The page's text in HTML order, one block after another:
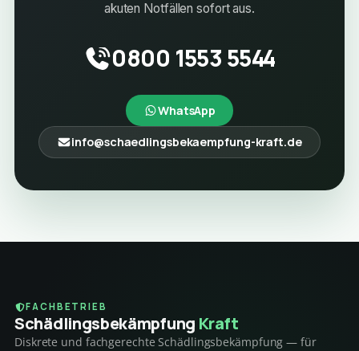
akuten Notfällen sofort aus.
0800 1553 5544
WhatsApp
info@schaedlingsbekaempfung-kraft.de
FACHBETRIEB
Schädlings­bekämpfung Kraft
Diskrete und fachgerechte Schädlingsbekämpfung — für